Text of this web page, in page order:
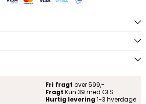
Fri fragt over 599,-
Fragt Kun 39 med GLS
Hurtig levering 1-3 hverdage